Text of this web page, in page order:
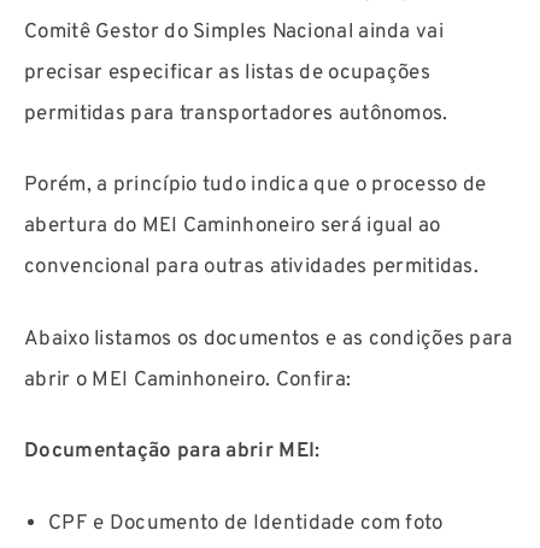
Comitê Gestor do Simples Nacional ainda vai
precisar especificar as listas de ocupações
permitidas para transportadores autônomos.
Porém, a princípio tudo indica que o processo de
abertura do MEI Caminhoneiro será igual ao
convencional para outras atividades permitidas.
Abaixo listamos os documentos e as condições para
abrir o MEI Caminhoneiro. Confira:
Documentação para abrir MEI:
CPF e Documento de Identidade com foto